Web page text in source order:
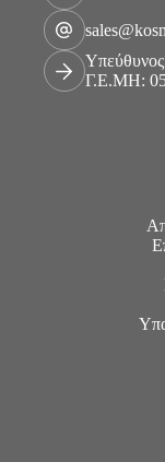
Γ.Ε.ΜΗ: